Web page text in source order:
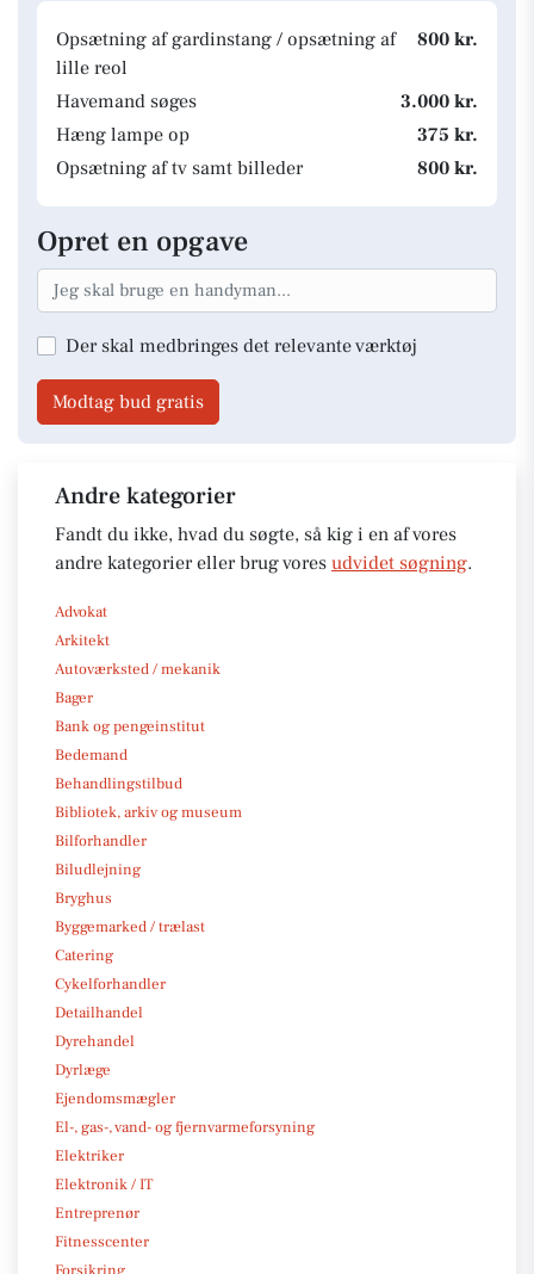
Opsætning af gardinstang / opsætning af
lille reol
800 kr.
Havemand søges
3.000 kr.
Hæng lampe op
375 kr.
Opsætning af tv samt billeder
800 kr.
Opret en opgave
Der skal medbringes det relevante værktøj
Modtag bud gratis
Andre kategorier
Fandt du ikke, hvad du søgte, så kig i en af vores
andre kategorier eller brug vores udvidet søgning.
Advokat
Arkitekt
Autoværksted / mekanik
Bager
Bank og pengeinstitut
Bedemand
Behandlingstilbud
Bibliotek, arkiv og museum
Bilforhandler
Biludlejning
Bryghus
Byggemarked / trælast
Catering
Cykelforhandler
Detailhandel
Dyrehandel
Dyrlæge
Ejendomsmægler
El-, gas-, vand- og fjernvarmeforsyning
Elektriker
Elektronik / IT
Entreprenør
Fitnesscenter
Forsikring